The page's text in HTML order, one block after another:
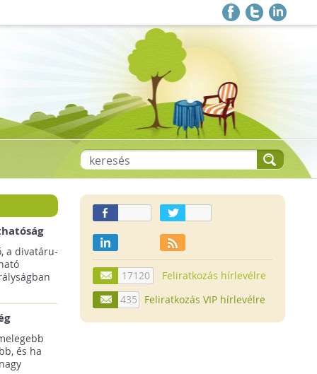
a divatáru-
és ha
17120
Feliratkozás hírlevélre
435
Feliratkozás VIP hírlevélre